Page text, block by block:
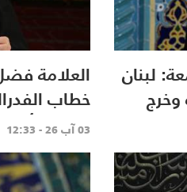
لبنان
العلامة
خطاب
مصلحة أحد
03 آب 26 - 12:33